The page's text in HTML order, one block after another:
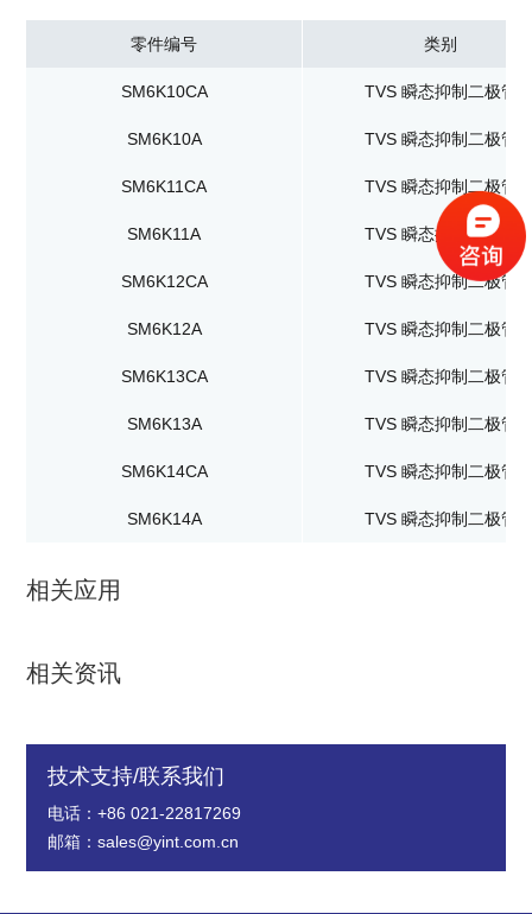
零件编号 类别
SM6K10CA TVS 瞬态抑制二极管
SM6K10A TVS 瞬态抑制二极管
SM6K11CA TVS 瞬态抑制二极管
SM6K11A TVS 瞬态抑制二极管
SM6K12CA TVS 瞬态抑制二极管
SM6K12A TVS 瞬态抑制二极管
SM6K13CA TVS 瞬态抑制二极管
SM6K13A TVS 瞬态抑制二极管
SM6K14CA TVS 瞬态抑制二极管
SM6K14A TVS 瞬态抑制二极管
相关应用
相关资讯
技术支持/联系我们
电话：+86 021-22817269
邮箱：sales@yint.com.cn